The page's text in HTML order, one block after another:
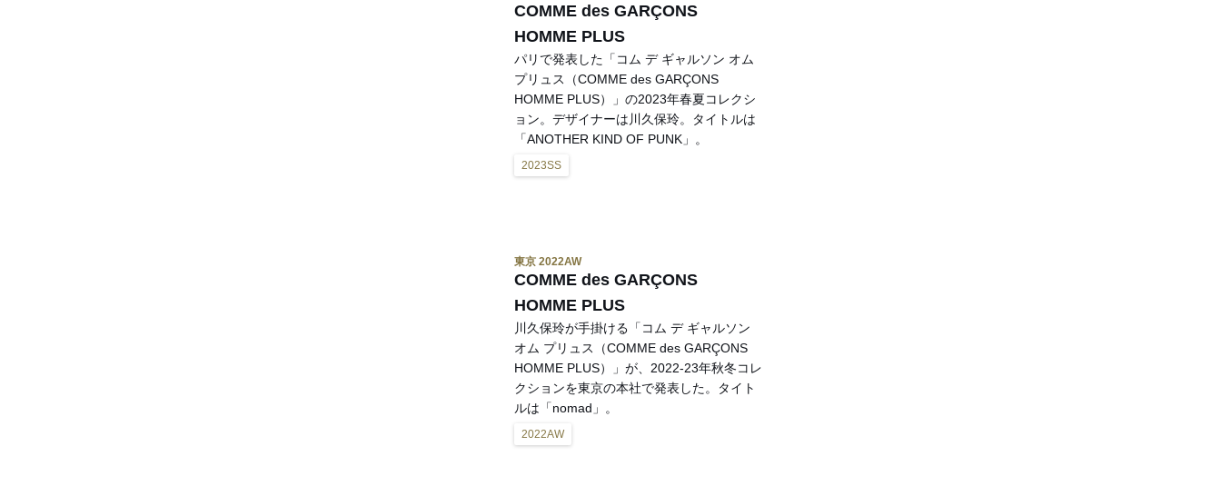
COMME des GARÇONS
HOMME PLUS
パリで発表した「コム デ ギャルソン オム
プリュス（COMME des GARÇONS
HOMME PLUS）」の2023年春夏コレクシ
ョン。デザイナーは川久保玲。タイトルは
「ANOTHER KIND OF PUNK」。
2023SS
東京 2022AW
COMME des GARÇONS
HOMME PLUS
川久保玲が手掛ける「コム デ ギャルソン
オム プリュス（COMME des GARÇONS
HOMME PLUS）」が、2022-23年秋冬コレ
クションを東京の本社で発表した。タイト
ルは「nomad」。
2022AW